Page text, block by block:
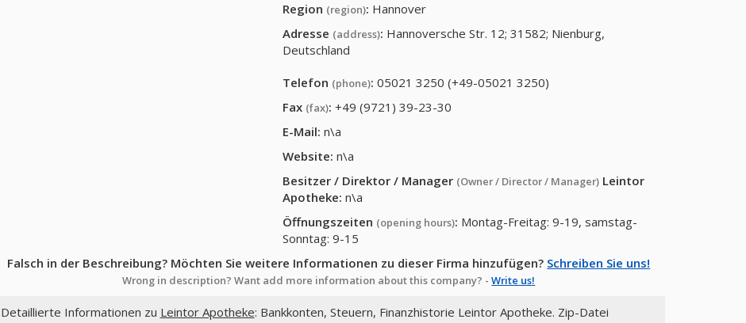
Region (region): Hannover
Adresse (address): Hannoversche Str. 12; 31582; Nienburg,
Deutschland
Telefon (phone): 05021 3250 (+49-05021 3250)
Fax (fax): +49 (9721) 39-23-30
E-Mail: n\a
Website: n\a
Besitzer / Direktor / Manager (Owner / Director / Manager) Leintor
Apotheke: n\a
Öffnungszeiten (opening hours): Montag-Freitag: 9-19, samstag-
Sonntag: 9-15
Falsch in der Beschreibung? Möchten Sie weitere Informationen zu dieser Firma hinzufügen? Schreiben Sie uns!
Wrong in description? Want add more information about this company? -Write us!
Detaillierte Informationen zu Leintor Apotheke: Bankkonten, Steuern, Finanzhistorie Leintor Apotheke. Zip-Datei